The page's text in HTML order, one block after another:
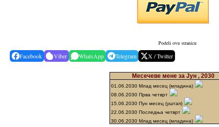
Podeli ovu stranicu
Facebook Viber WhatsApp Telegram X / Twitter
Месечеве мене за Јун , 2030
01.06.2030 Млад месец (младина)
08.06.2030 Прва четврт
15.06.2030 Пун месец (уштап)
22.06.2030 Последња четврт
30.06.2030 Млад месец (младина)